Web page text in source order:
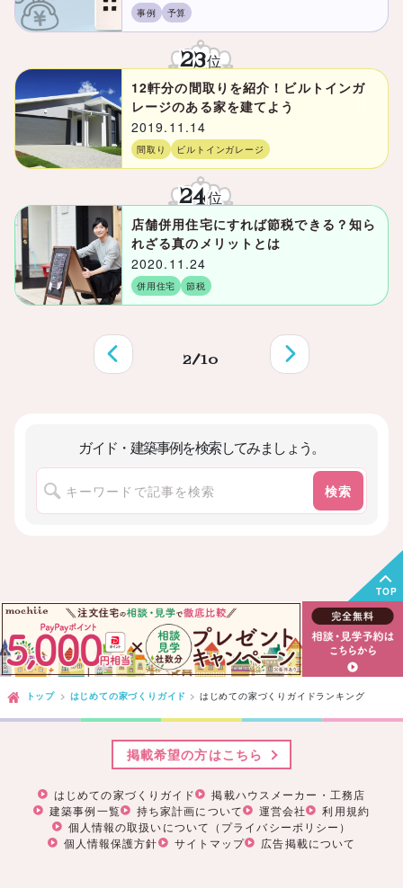
事例 予算
23位
12軒分の間取りを紹介！ビルトインガ
レージのある家を建てよう
2019.11.14
間取り ビルトインガレージ
24位
店舗併用住宅にすれば節税できる？知ら
れざる真のメリットとは
2020.11.24
併用住宅 節税
前へ
2/10
次へ
ガイド・建築事例を検索してみましょう。
検索
TOP
トップ はじめての家づくりガイド はじめての家づくりガイドランキング
はじめての家づくりガイド
掲載ハウスメーカー・工務店
建築事例一覧
持ち家計画について 運営会社
利用規約
個人情報の取扱いについて（プライバシーポリシー）
個人情報保護方針
サイトマップ 広告掲載について
掲載希望の方はこちら